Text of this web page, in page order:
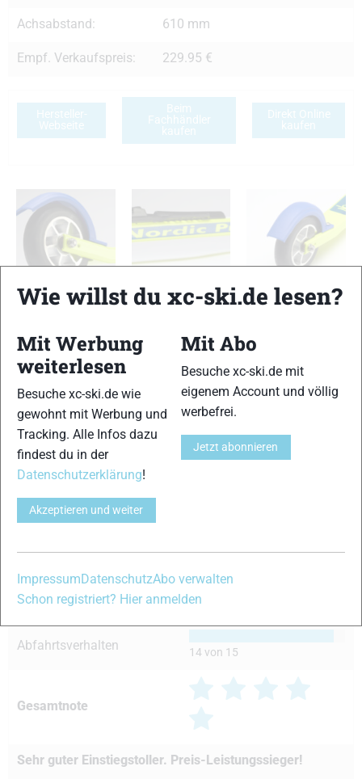
Achsabstand: 610 mm
Empf. Verkaufspreis: 229.95 €
Hersteller-
Webseite
Beim
Fachhändler
kaufen
Direkt Online
kaufen
Nordic Pro Elite 610 Skating Nordic Pro Elite 610 Skating Nordic Pro Elite 610 Skating
TESTERGEBNIS
Skiähnlicher Abstoß 13 von 15
Haftung
Führung
Handling
Laufruhe/Dämpfung 13 von 15
Abfahrtsverhalten 14 von 15
Gesamtnote
Sehr guter Einstiegstoller. Preis-Leistungssieger!
Wie willst du xc-ski.de lesen?
Mit Werbung
weiterlesen
Besuche xc-ski.de wie
gewohnt mit Werbung und
Tracking. Alle Infos dazu
findest du in der
Datenschutzerklärung!
Akzeptieren und weiter
Mit Abo
Besuche xc-ski.de mit
eigenem Account und völlig
werbefrei.
Jetzt abonnieren
ImpressumDatenschutzAbo verwalten
Schon registriert? Hier anmelden